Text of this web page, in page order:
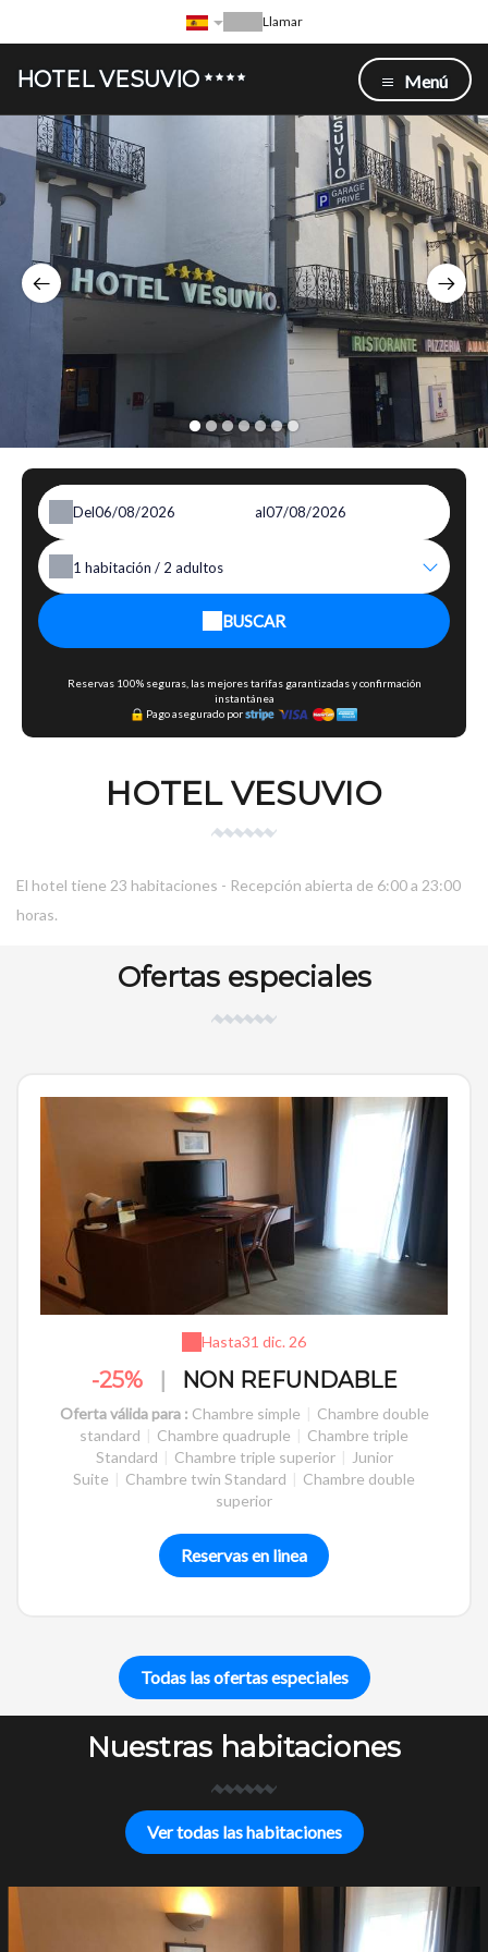
Llamar
HOTEL VESUVIO Menú
1 2 3 4 5 6 7
Del al
1 habitación / 2 adultos
BUSCAR
Reservas 100% seguras, las mejores tarifas garantizadas y confirmación
instantánea
Pago asegurado por
HOTEL VESUVIO
El hotel tiene 23 habitaciones - Recepción abierta de 6:00 a 23:00
horas.
Ofertas especiales
Hasta31 dic. 26
-25% NON REFUNDABLE
Oferta válida para : Chambre simple
Chambre double
standard
Chambre quadruple
Chambre triple
Standard
Chambre triple superior
Junior
Suite
Chambre twin Standard
Chambre double
superior
Reservas en linea
Todas las ofertas especiales
Nuestras habitaciones
Ver todas las habitaciones